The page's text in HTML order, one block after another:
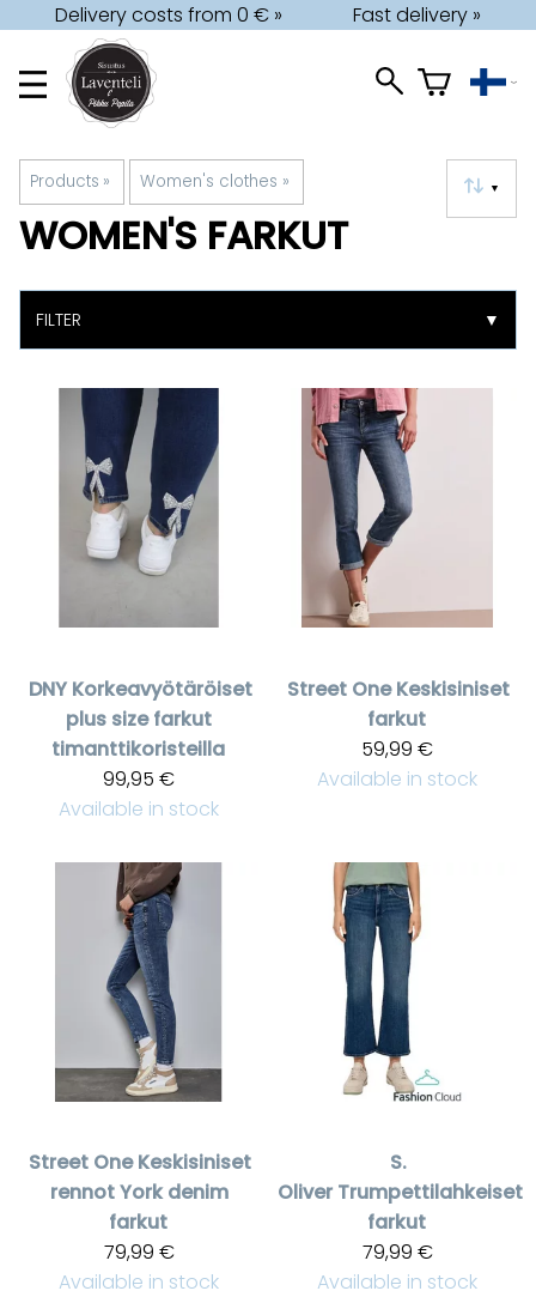
Delivery costs from 0 € » Fast delivery »
Products ‪» Women's clothes ‪» ▼
WOMEN'S FARKUT
FILTER ▼
DNY Korkeavyötäröiset
plus size farkut
timanttikoristeilla
99,95 €
Available in stock
Street One Keskisiniset
farkut
59,99 €
Available in stock
Street One Keskisiniset
rennot York denim
farkut
79,99 €
Available in stock
S.
Oliver Trumpettilahkeiset
farkut
79,99 €
Available in stock